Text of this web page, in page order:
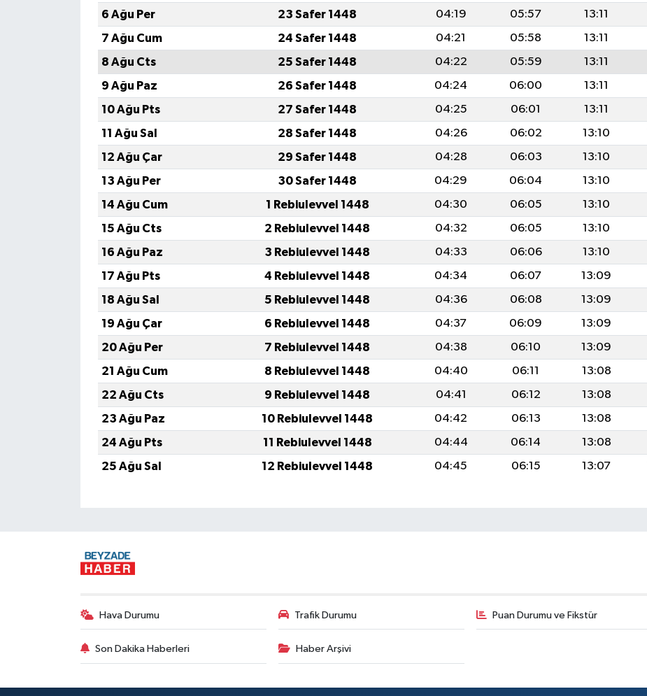
6 Ağu Per
23 Safer 1448 04:19 05:57 13:11
7 Ağu Cum
24 Safer 1448 04:21 05:58 13:11
8 Ağu Cts
25 Safer 1448 04:22 05:59 13:11
9 Ağu Paz
26 Safer 1448 04:24 06:00 13:11
10 Ağu Pts
27 Safer 1448 04:25 06:01 13:11
11 Ağu Sal
28 Safer 1448 04:26 06:02 13:10
12 Ağu Çar
29 Safer 1448 04:28 06:03 13:10
13 Ağu Per
30 Safer 1448 04:29 06:04 13:10
14 Ağu Cum
1 Rebiulevvel 1448 04:30 06:05 13:10
15 Ağu Cts
2 Rebiulevvel 1448 04:32 06:05 13:10
16 Ağu Paz
3 Rebiulevvel 1448 04:33 06:06 13:10
17 Ağu Pts
4 Rebiulevvel 1448 04:34 06:07 13:09
18 Ağu Sal
5 Rebiulevvel 1448 04:36 06:08 13:09
19 Ağu Çar
6 Rebiulevvel 1448 04:37 06:09 13:09
20 Ağu Per
7 Rebiulevvel 1448 04:38 06:10 13:09
21 Ağu Cum
8 Rebiulevvel 1448 04:40 06:11 13:08
22 Ağu Cts
9 Rebiulevvel 1448 04:41 06:12 13:08
23 Ağu Paz
10 Rebiulevvel 1448 04:42 06:13 13:08
24 Ağu Pts
11 Rebiulevvel 1448 04:44 06:14 13:08
25 Ağu Sal
12 Rebiulevvel 1448 04:45 06:15 13:07
Hava Durumu Trafik Durumu Puan Durumu ve Fikstür
Son Dakika Haberleri Haber Arşivi